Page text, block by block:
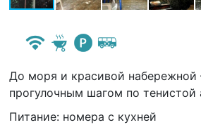
До моря и красивой
прогулочным шагом по тенистой
Питание: номера с кухней